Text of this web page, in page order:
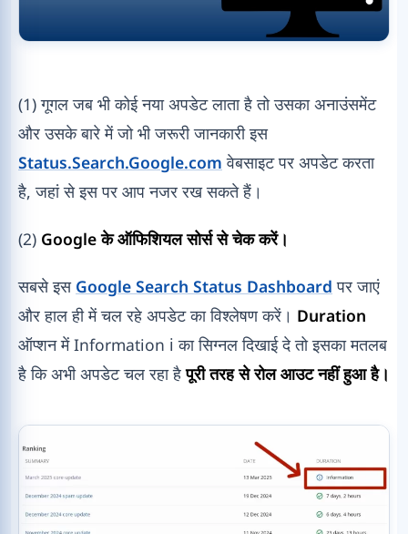
(1) गूगल जब भी कोई नया अपडेट लाता है तो उसका अनाउंसमेंट
और उसके बारे में जो भी जरूरी जानकारी इस
Status.Search.Google.com वेबसाइट पर अपडेट करता
है, जहां से इस पर आप नजर रख सकते हैं।
(2) Google के ऑफिशियल सोर्स से चेक करें।
सबसे इस Google Search Status Dashboard पर जाएं
और हाल ही में चल रहे अपडेट का विश्लेषण करें। Duration
ऑप्शन में Information ℹ️ का सिग्नल दिखाई दे तो इसका मतलब
है कि अभी अपडेट चल रहा हैपूरी तरह से रोल आउट नहीं हुआ है।